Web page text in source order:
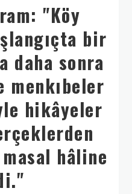
"Köy
bir
daha sonra
menkıbeler
hikâyeler
hâline